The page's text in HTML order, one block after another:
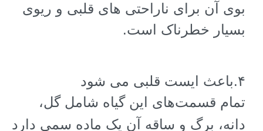
بوی آن برای ناراحتی های قلبی و ریوی
بسیار خطرناک است.
۴.باعث ایست قلبی می شود
تمام قسمت‌های این گیاه شامل گل،
دانه، برگ و ساقه آن یک ماده سمی دارد